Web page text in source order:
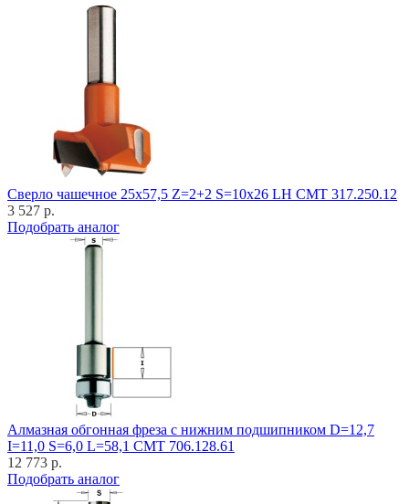
Cверло чашечное 25x57,5 Z=2+2 S=10x26 LH CMT 317.250.12
3 527 р.
Подобрать аналог
Алмазная обгонная фреза с нижним подшипником D=12,7
I=11,0 S=6,0 L=58,1 CMT 706.128.61
12 773 р.
Подобрать аналог